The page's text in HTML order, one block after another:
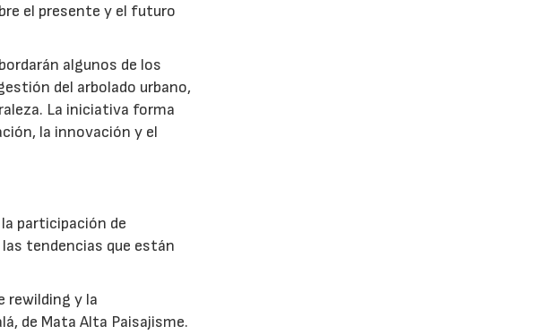
el presente y el futuro
algunos de los
del arbolado urbano,
La iniciativa forma
la innovación y el
participación de
tendencias que están
rewilding y la
de Mata Alta Paisajisme.